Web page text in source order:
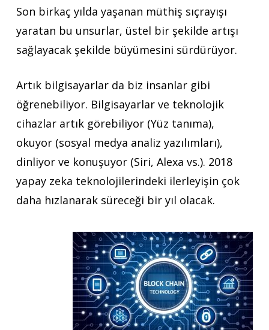
Son birkaç yılda yaşanan müthiş sıçrayışı
yaratan bu unsurlar, üstel bir şekilde artışı
sağlayacak şekilde büyümesini sürdürüyor.
Artık bilgisayarlar da biz insanlar gibi
öğrenebiliyor. Bilgisayarlar ve teknolojik
cihazlar artık görebiliyor (Yüz tanıma),
okuyor (sosyal medya analiz yazılımları),
dinliyor ve konuşuyor (Siri, Alexa vs.). 2018
yapay zeka teknolojilerindeki ilerleyişin çok
daha hızlanarak süreceği bir yıl olacak.